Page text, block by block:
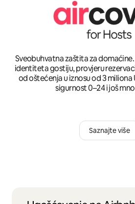
Sveobuhvatna zaštita za
identiteta gostiju, provjeru
od oštećenja u iznosu od 3 miliona
sigurnost 0–24 i još
Saznajte više